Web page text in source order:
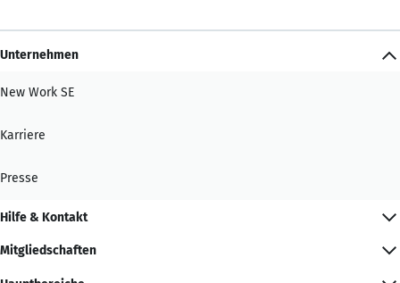
Unternehmen
New Work SE
Karriere
Presse
Hilfe & Kontakt
Mitgliedschaften